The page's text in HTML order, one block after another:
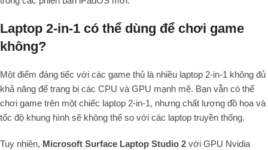
Laptop 2-in-1 có thể dùng để chơi game
không?
Một điểm đáng tiếc với các game thủ là nhiều laptop 2-in-1 không đủ
khả năng để trang bị các CPU và GPU mạnh mẽ. Bạn vẫn có thể
chơi game trên một chiếc laptop 2-in-1, nhưng chất lượng đồ họa và
tốc độ khung hình sẽ không thể so với các laptop truyền thống.
Tuy nhiên, Microsoft Surface Laptop Studio 2 với GPU Nvidia